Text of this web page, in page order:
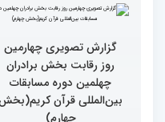
نقش زن در مقاومت اسلامی
را نباید کوچک شمرد